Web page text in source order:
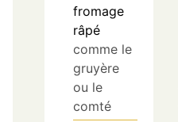
fromage
râpé
comme le
gruyère
ou le
comté